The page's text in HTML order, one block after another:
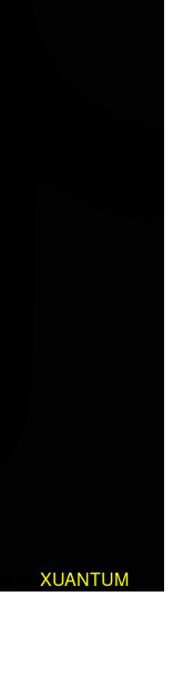
XUANTUM